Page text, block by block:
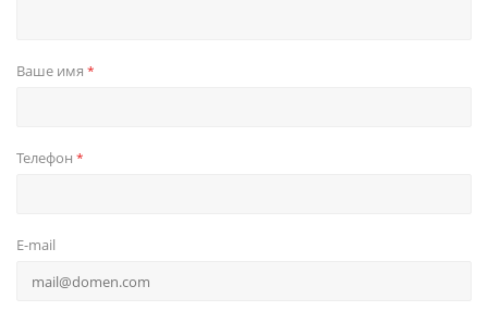
Ваше имя *
Телефон *
E-mail